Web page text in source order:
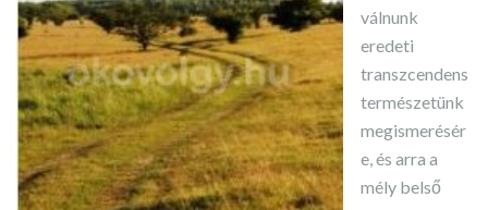
válnunk
eredeti
transzcendens
természetünk
megismerésér
e, és arra a
mély belső